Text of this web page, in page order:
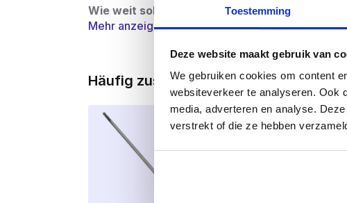
Toestemming
Deze website maakt gebruik van
We gebruiken cookies om content
websiteverkeer te analyseren. Ook
media, adverteren en analyse.
verstrekt of die ze hebben
Wie weit sollte eine Schraube in das Holz
diese Regel befolgen, können Sie zumindest
Vorteile:
Idealer Ersatz für Holzgewindebolzen
Schrauben aus hochfestem, gehärtetem Stahl
Großer Spannbereich dank großem Tellerkopf
Zusätzliche Schneide an der Bohrerspitze für mehr
Deep TX Antrieb für optimale Kraftübertragung
Sehr geringer Einschraubwiderstand für optimale
Mehr anzeigen
Häufig zusammen gekauft